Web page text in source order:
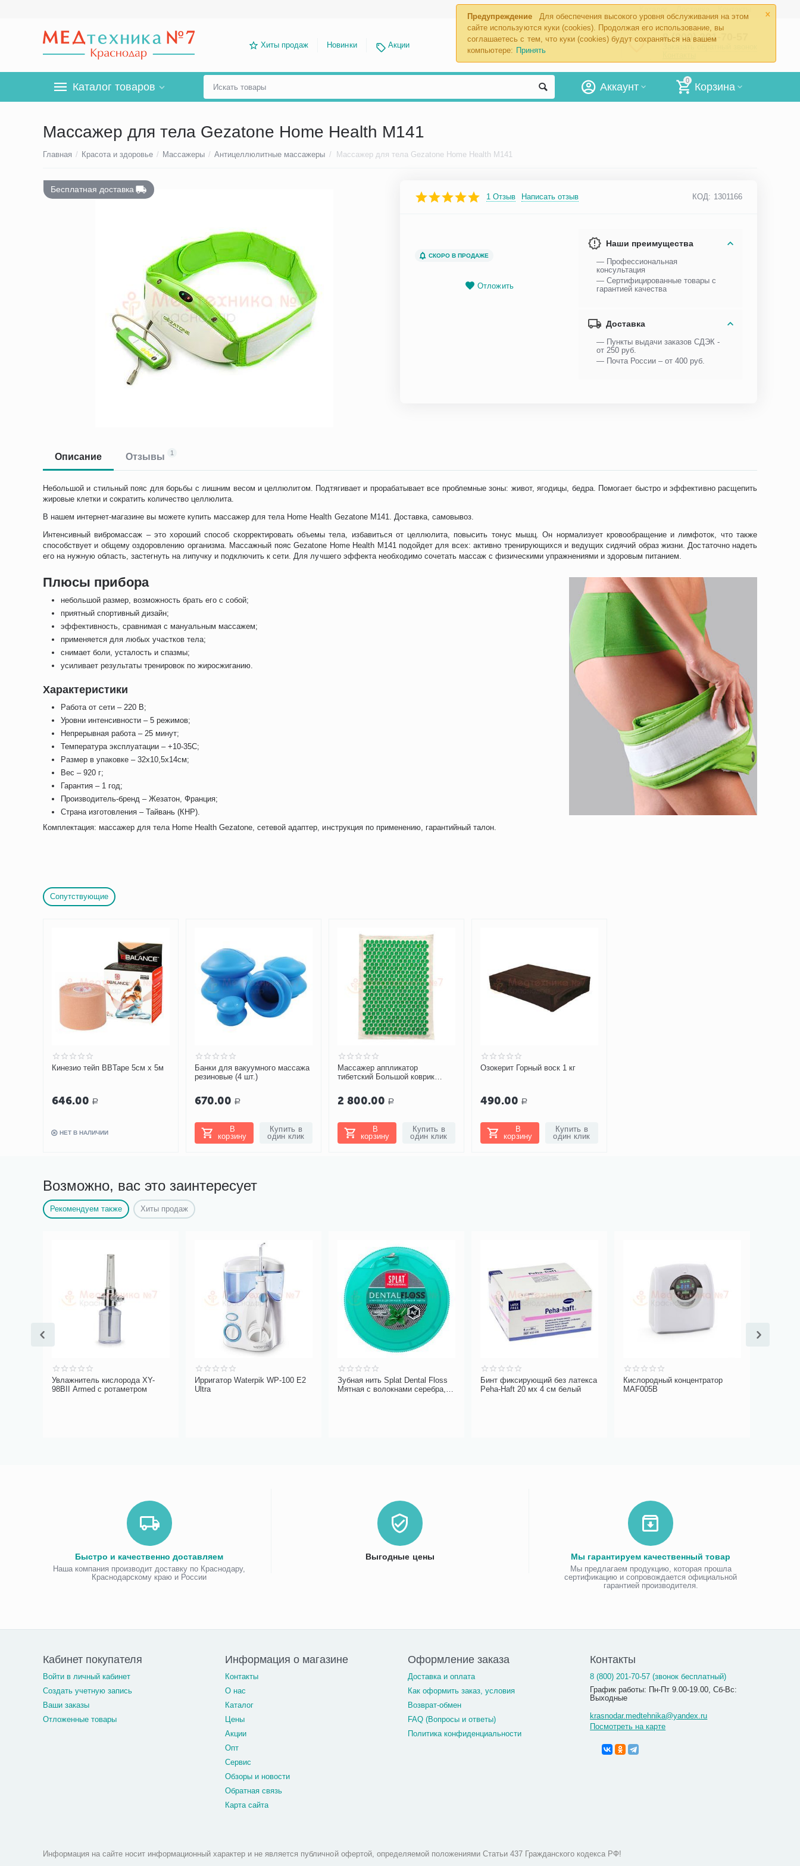
×
Предупреждение
Для обеспечения высокого уровня обслуживания на этом
сайте используются куки (cookies). Продолжая его использование, вы
соглашаетесь с тем, что куки (cookies) будут сохраняться на вашем
компьютере: Принять
Хиты продаж Новинки Акции
8 (800) 201-70-57
Каталог товаров
0
Корзина
Аккаунт
Массажер для тела Gezatone Home Health M141
Главная / Красота и здоровье / Массажеры / Антицеллюлитные массажеры / Массажер для тела Gezatone Home Health M141
Бесплатная доставка
1 Отзыв Написать отзыв КОД: 1301166
СКОРО В ПРОДАЖЕ
Отложить
Наши преимущества
— Профессиональная
консультация
— Сертифицированные товары с
гарантией качества
Доставка
— Пункты выдачи заказов СДЭК -
от 250 руб.
— Почта России – от 400 руб.
Описание Отзывы 1
Небольшой и стильный пояс для борьбы с лишним весом и целлюлитом. Подтягивает и прорабатывает все проблемные зоны: живот, ягодицы, бедра. Помогает быстро и эффективно расщепить
жировые клетки и сократить количество целлюлита.
В нашем интернет-магазине вы можете купить массажер для тела Home Health Gezatone M141. Доставка, самовывоз.
Интенсивный вибромассаж – это хороший способ скорректировать объемы тела, избавиться от целлюлита, повысить тонус мышц. Он нормализует кровообращение и лимфоток, что также
способствует и общему оздоровлению организма. Массажный пояс Gezatone Home Health M141 подойдет для всех: активно тренирующихся и ведущих сидячий образ жизни. Достаточно надеть
его на нужную область, застегнуть на липучку и подключить к сети. Для лучшего эффекта необходимо сочетать массаж с физическими упражнениями и здоровым питанием.
Плюсы прибора
небольшой размер, возможность брать его с собой;
приятный спортивный дизайн;
эффективность, сравнимая с мануальным массажем;
применяется для любых участков тела;
снимает боли, усталость и спазмы;
усиливает результаты тренировок по жиросжиганию.
Характеристики
Работа от сети – 220 В;
Уровни интенсивности – 5 режимов;
Непрерывная работа – 25 минут;
Температура эксплуатации – +10-35С;
Размер в упаковке – 32х10,5х14см;
Вес – 920 г;
Гарантия – 1 год;
Производитель-бренд – Жезатон, Франция;
Страна изготовления – Тайвань (КНР).
Комплектация: массажер для тела Home Health Gezatone, сетевой адаптер, инструкция по применению, гарантийный талон.
Сопутствующие
Кинезио тейп BBTape 5см х 5м
646.00 Р
НЕТ В НАЛИЧИИ
Банки для вакуумного массажа
резиновые (4 шт.)
670.00 Р
В
корзину
Купить в
один клик
Массажер аппликатор
тибетский Большой коврик
2 800.00 Р
В
корзину
Купить в
один клик
Озокерит Горный воск 1 кг
490.00 Р
В
корзину
Купить в
один клик
Возможно, вас это заинтересует
Рекомендуем также Хиты продаж
Увлажнитель кислорода XY-
98BII Armed с ротаметром
Ирригатор Waterpik WP-100 E2
Ultra
Зубная нить Splat Dental Floss
Мятная с волокнами серебра,
Бинт фиксирующий без латекса
Peha-Haft 20 мх 4 см белый
Кислородный концентратор
MAF005B
Быстро и качественно доставляем
Наша компания производит доставку по Краснодару,
Краснодарскому краю и России
Выгодные цены Мы гарантируем качественный товар
Мы предлагаем продукцию, которая прошла
сертификацию и сопровождается официальной
гарантией производителя.
Кабинет покупателя
Войти в личный кабинет
Создать учетную запись
Ваши заказы
Отложенные товары
Информация о магазине
Контакты
О нас
Каталог
Цены
Акции
Опт
Сервис
Обзоры и новости
Обратная связь
Карта сайта
Оформление заказа
Доставка и оплата
Как оформить заказ, условия
Возврат-обмен
FAQ (Вопросы и ответы)
Политика конфиденциальности
Контакты
8 (800) 201-70-57 (звонок бесплатный)
График работы: Пн-Пт 9.00-19.00, Сб-Вс:
Выходные
krasnodar.medtehnika@yandex.ru
Посмотреть на карте
Информация на сайте носит информационный характер и не является публичной офертой, определяемой положениями Статьи 437 Гражданского кодекса РФ!